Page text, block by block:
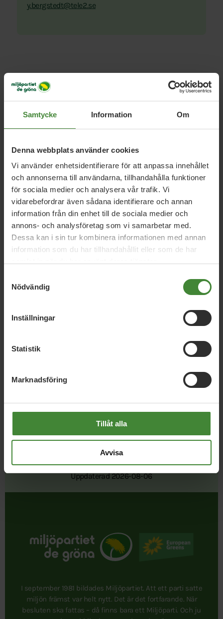
Samtycke Information Om
Denna webbplats använder cookies
Vi använder enhetsidentifierare för att anpassa innehållet
och annonserna till användarna, tillhandahålla funktioner
för sociala medier och analysera vår trafik. Vi
vidarebefordrar även sådana identifierare och annan
information från din enhet till de sociala medier och
annons- och analysföretag som vi samarbetar med.
Dessa kan i sin tur kombinera informationen med annan
information som du har tillhandahållit eller som de har
Nödvändig
Inställningar
Statistik
Marknadsföring
Tillåt alla
Avvisa
y.bergstedt@tele2.se
Uppdrag med
Bergstedt- Johansson
Styrelsen Miljöpartiet
Sollefteå
Amanda Källgren Brita Wessinger
Margareta Tejle
Ylva Bergstedt- Johansson
Dela denna sida och hjälp oss
Publicerad 2022-04-05
Uppdaterad 2026-08-06
I september 1981 bildades Miljöpartiet. Att ett parti satte
miljön främst var helt nytt. Det är det fortfarande. När
besluten ska fattas – då finns bara ett Miljöparti. Och ju